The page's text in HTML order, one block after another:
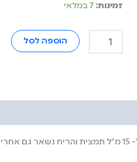
זמינות: 7 במלאי
הוספה לסל